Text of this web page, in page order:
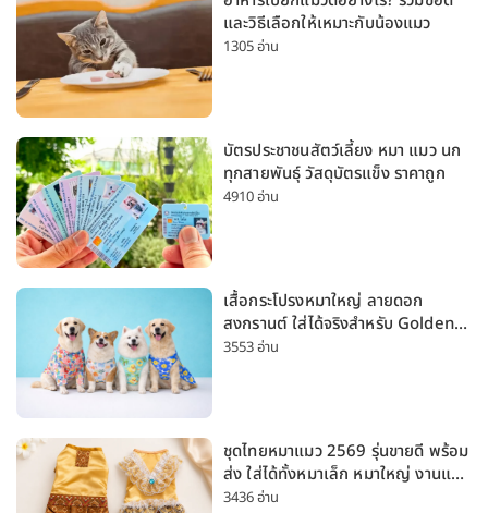
และวิธีเลือกให้เหมาะกับน้องแมว
1305 อ่าน
บัตรประชาชนสัตว์เลี้ยง หมา แมว นก
ทุกสายพันธุ์ วัสดุบัตรแข็ง ราคาถูก
4910 อ่าน
เสื้อกระโปรงหมาใหญ่ ลายดอก
สงกรานต์ ใส่ได้จริงสำหรับ Golden
Husky Labrador [อัปเดต 2026]
3553 อ่าน
ชุดไทยหมาแมว 2569 รุ่นขายดี พร้อม
ส่ง ใส่ได้ทั้งหมาเล็ก หมาใหญ่ งานแต่ง
สงกรานต์ ลอยกระทง
3436 อ่าน